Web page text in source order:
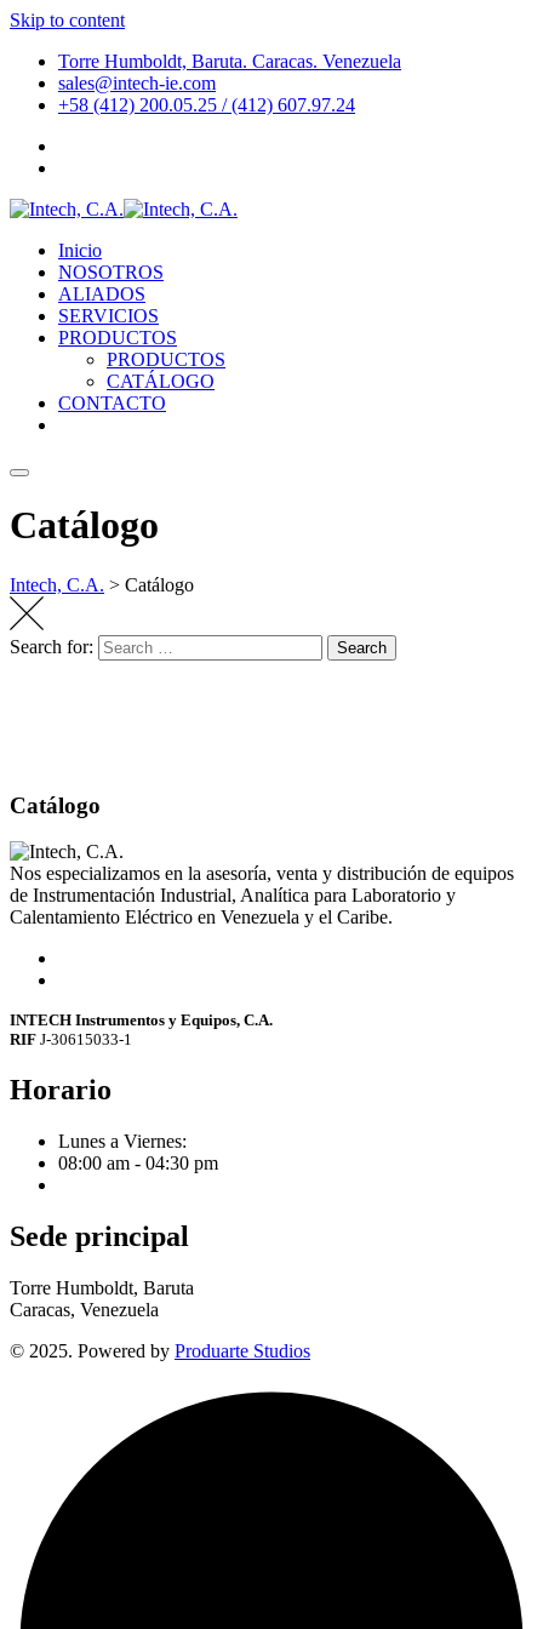
Skip to content
Torre Humboldt, Baruta. Caracas. Venezuela
sales@intech-ie.com
+58 (412) 200.05.25 / (412) 607.97.24
Inicio
NOSOTROS
ALIADOS
SERVICIOS
PRODUCTOS
PRODUCTOS
CATÁLOGO
CONTACTO
Catálogo
Intech, C.A. > Catálogo
Search for: Search
Catálogo
Nos especializamos en la asesoría, venta y distribución de equipos
de Instrumentación Industrial, Analítica para Laboratorio y
Calentamiento Eléctrico en Venezuela y el Caribe.
INTECH Instrumentos y Equipos, C.A.
RIF J-30615033-1
Horario
Lunes a Viernes:
08:00 am - 04:30 pm
Sede principal
Torre Humboldt, Baruta
Caracas, Venezuela
© 2025. Powered by Produarte Studios